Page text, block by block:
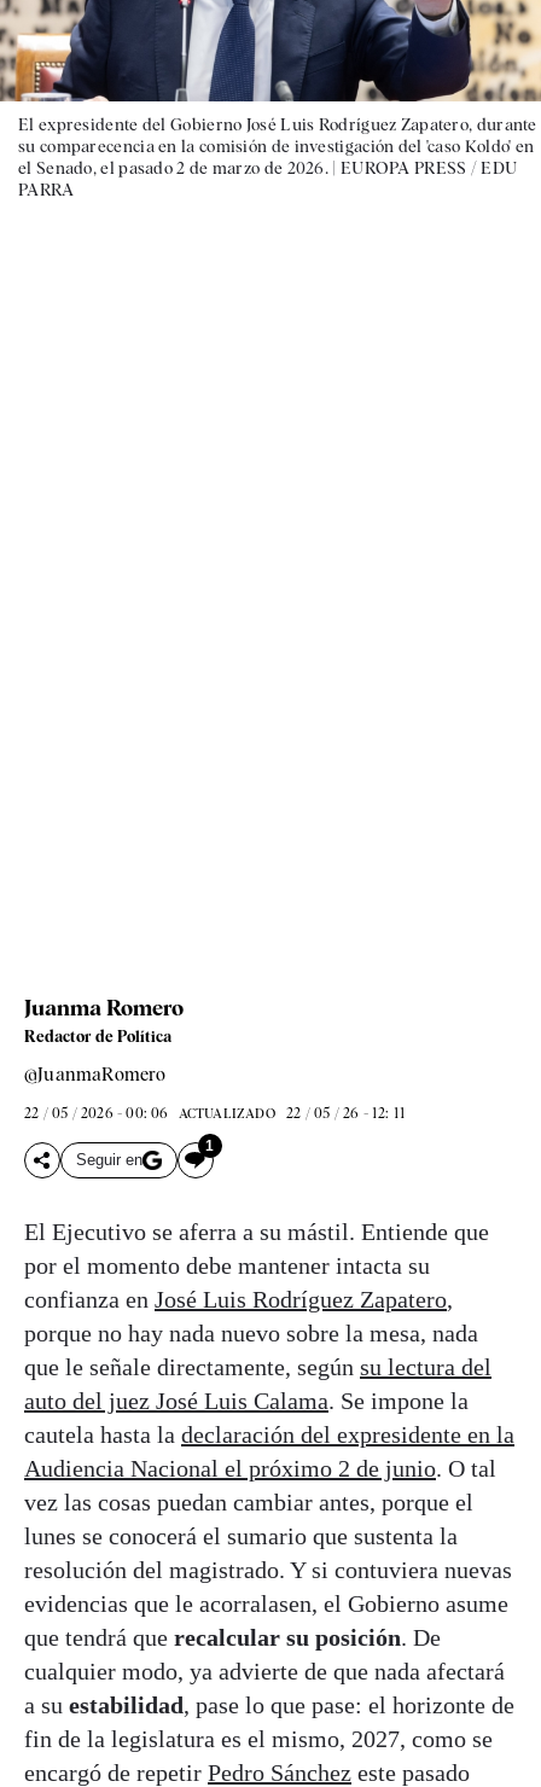
El expresidente del Gobierno José Luis Rodríguez Zapatero, durante
su comparecencia en la comisión de investigación del 'caso Koldo' en
el Senado, el pasado 2 de marzo de 2026. | EUROPA PRESS / EDU
PARRA
Juanma Romero
Redactor de Política
@JuanmaRomero
22 / 05 / 2026 - 00: 06 ACTUALIZADO 22 / 05 / 26 - 12: 11
Seguir en
1
El Ejecutivo se aferra a su mástil. Entiende que
por el momento debe mantener intacta su
confianza en José Luis Rodríguez Zapatero,
porque no hay nada nuevo sobre la mesa, nada
que le señale directamente, según su lectura del
auto del juez José Luis Calama. Se impone la
cautela hasta la declaración del expresidente en la
Audiencia Nacional el próximo 2 de junio. O tal
vez las cosas puedan cambiar antes, porque el
lunes se conocerá el sumario que sustenta la
resolución del magistrado. Y si contuviera nuevas
evidencias que le acorralasen, el Gobierno asume
que tendrá que recalcular su posición. De
cualquier modo, ya advierte de que nada afectará
a su estabilidad, pase lo que pase: el horizonte de
fin de la legislatura es el mismo, 2027, como se
encargó de repetir Pedro Sánchez este pasado